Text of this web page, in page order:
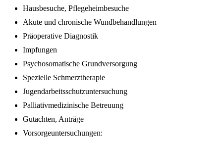
Hausbesuche, Pflegeheimbesuche
Akute und chronische Wundbehandlungen
Präoperative Diagnostik
Impfungen
Psychosomatische Grundversorgung
Spezielle Schmerztherapie
Jugendarbeitsschutzuntersuchung
Palliativmedizinische Betreuung
Gutachten, Anträge
Vorsorgeuntersuchungen: